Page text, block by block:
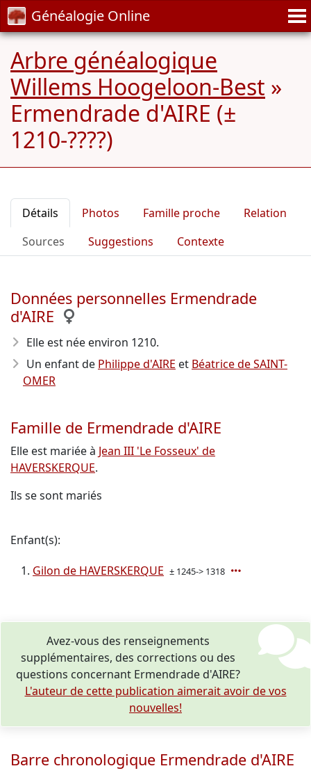
Généalogie Online
Arbre généalogique
Willems Hoogeloon-Best »
Ermendrade d'AIRE (±
1210-????)
Détails Photos Famille proche
Relation
Sources
Suggestions Contexte
Données personnelles Ermendrade
d'AIRE
Elle est née environ 1210.
Un enfant de Philippe d'AIRE et Béatrice de SAINT-
OMER
Famille de Ermendrade d'AIRE
Elle est mariée à Jean III 'Le Fosseux' de
HAVERSKERQUE.
Ils se sont mariés
Enfant(s):
Gilon de HAVERSKERQUE ± 1245-> 1318
Avez-vous des renseignements
supplémentaires, des corrections ou des
questions concernant Ermendrade d'AIRE?
L'auteur de cette publication aimerait avoir de vos
nouvelles!
Barre chronologique Ermendrade d'AIRE